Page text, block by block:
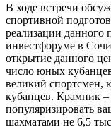
В ходе встречи
спортивной
реализации данного
инвестфоруме в
открытие данного
число юных
великий спортсмен,
кубанцев. Крамник
популяризировать
шахматами не 6,5